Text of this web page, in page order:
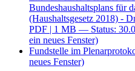
Bundeshaushaltsplans für
(Haushaltsgesetz 2018) -
PDF | 1 MB — Status:
ein neues Fenster)
Fundstelle im
neues Fenster)